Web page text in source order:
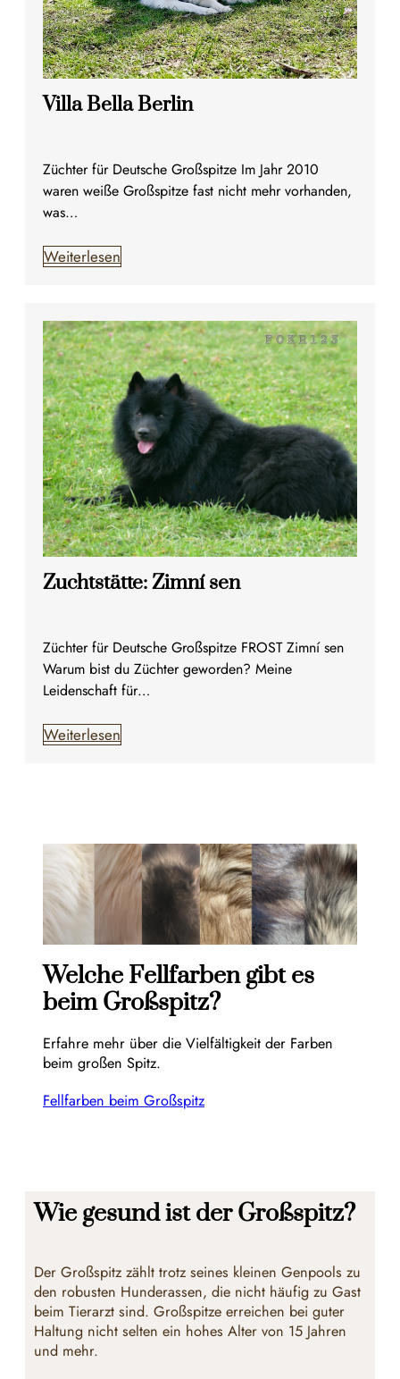
Villa Bella Berlin
Züchter für Deutsche Großspitze Im Jahr 2010
waren weiße Großspitze fast nicht mehr vorhanden,
was…
Weiterlesen
Zuchtstätte: Zimní sen
Züchter für Deutsche Großspitze FROST Zimní sen
Warum bist du Züchter geworden? Meine
Leidenschaft für…
Weiterlesen
Welche Fellfarben gibt es
beim Großspitz?
Erfahre mehr über die Vielfältigkeit der Farben
beim großen Spitz.
Fellfarben beim Großspitz
Wie gesund ist der Großspitz?
Der Großspitz zählt trotz seines kleinen Genpools zu
den robusten Hunderassen, die nicht häufig zu Gast
beim Tierarzt sind. Großspitze erreichen bei guter
Haltung nicht selten ein hohes Alter von 15 Jahren
und mehr.